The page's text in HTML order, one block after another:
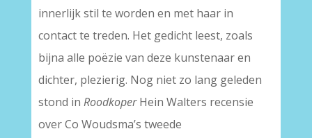
innerlijk stil te worden en met haar in
contact te treden. Het gedicht leest, zoals
bijna alle poëzie van deze kunstenaar en
dichter, plezierig. Nog niet zo lang geleden
stond in RoodkoperHein Walters recensie
over Co Woudsma’s tweede